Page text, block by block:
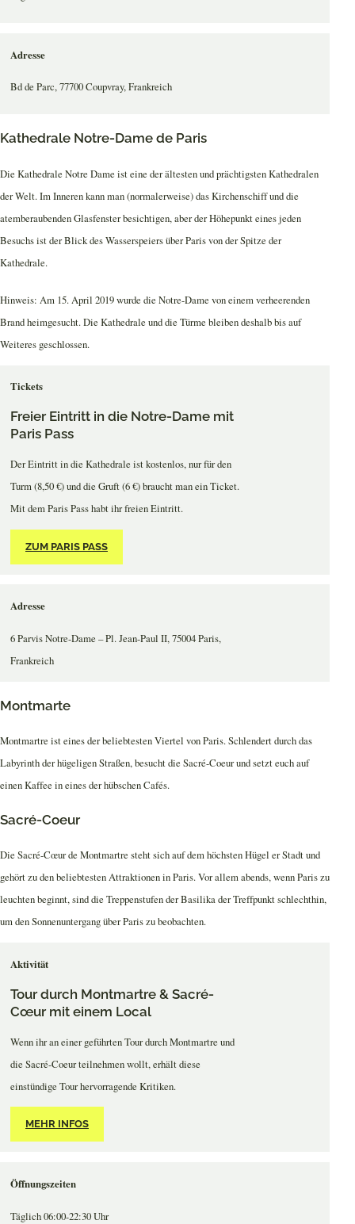
Adresse
Bd de Parc, 77700 Coupvray, Frankreich
Kathedrale Notre-Dame de Paris
Die Kathedrale Notre Dame ist eine der ältesten und prächtigsten Kathedralen
der Welt. Im Inneren kann man (normalerweise) das Kirchenschiff und die
atemberaubenden Glasfenster besichtigen, aber der Höhepunkt eines jeden
Besuchs ist der Blick des Wasserspeiers über Paris von der Spitze der
Kathedrale.
Hinweis: Am 15. April 2019 wurde die Notre-Dame von einem verheerenden
Brand heimgesucht. Die Kathedrale und die Türme bleiben deshalb bis auf
Weiteres geschlossen.
Tickets
Freier Eintritt in die Notre-Dame mit
Paris Pass
Der Eintritt in die Kathedrale ist kostenlos, nur für den
Turm (8,50 €) und die Gruft (6 €) braucht man ein Ticket.
Mit dem Paris Pass habt ihr freien Eintritt.
ZUM PARIS PASS
Adresse
6 Parvis Notre-Dame – Pl. Jean-Paul II, 75004 Paris,
Frankreich
Montmarte
Montmartre ist eines der beliebtesten Viertel von Paris. Schlendert durch das
Labyrinth der hügeligen Straßen, besucht die Sacré-Coeur und setzt euch auf
einen Kaffee in eines der hübschen Cafés.
Sacré-Coeur
Die Sacré-Cœur de Montmartre steht sich auf dem höchsten Hügel er Stadt und
gehört zu den beliebtesten Attraktionen in Paris. Vor allem abends, wenn Paris zu
leuchten beginnt, sind die Treppenstufen der Basilika der Treffpunkt schlechthin,
um den Sonnenuntergang über Paris zu beobachten.
Aktivität
Tour durch Montmartre & Sacré-
Cœur mit einem Local
Wenn ihr an einer geführten Tour durch Montmartre und
die Sacré-Coeur teilnehmen wollt, erhält diese
einstündige Tour hervorragende Kritiken.
MEHR INFOS
Öffnungszeiten
Täglich 06:00-22:30 Uhr